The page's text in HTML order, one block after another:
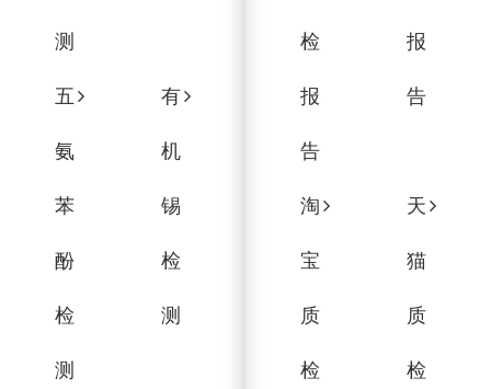
测
五
氨
苯
酚
检
测
有
机
锡
检
测
检
报
告
报
告
淘
宝
质
检
天
猫
质
检